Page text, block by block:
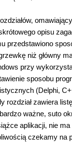
opisu
przedstawiono
niż główny
przy
sposobu
(Delphi,
rozdział zawiera
ważne, suto
aplikacji, nie
czekamy na